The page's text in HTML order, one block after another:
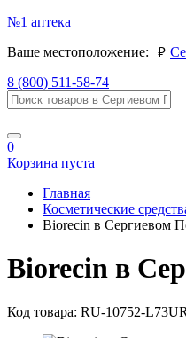
№1 аптека
Ваше местоположение:
руб.
8 (800) 511-58-74
0
Корзина пуста
Главная
Косметические
Biorecin в Сергиевом
Biorecin в
Код товара: RU-10752-